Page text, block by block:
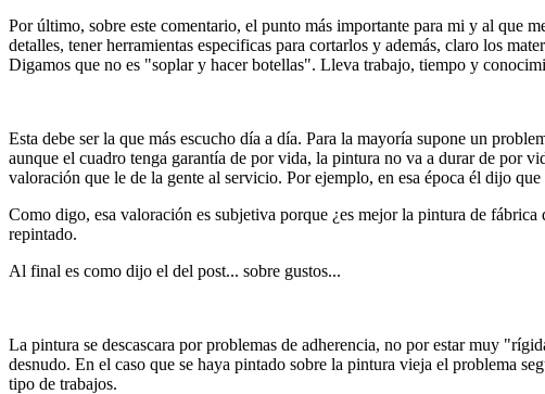
Por último, sobre este comentario, el punto más importante para mi y al que
detalles, tener herramientas especificas para cortarlos y además, claro los
Digamos que no es "soplar y hacer botellas". Lleva trabajo, tiempo y
Esta debe ser la que más escucho día a día. Para la mayoría supone un
aunque el cuadro tenga garantía de por vida, la pintura no va a durar de por
valoración que le de la gente al servicio. Por ejemplo, en esa época él dijo
Como digo, esa valoración es subjetiva porque ¿es mejor la pintura de
repintado.
Al final es como dijo el del post... sobre gustos...
La pintura se descascara por problemas de adherencia, no por estar muy
desnudo. En el caso que se haya pintado sobre la pintura vieja el problema
tipo de trabajos.